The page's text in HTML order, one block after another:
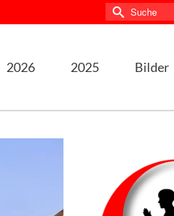
Suche
nach:
2026 2025 Bilder